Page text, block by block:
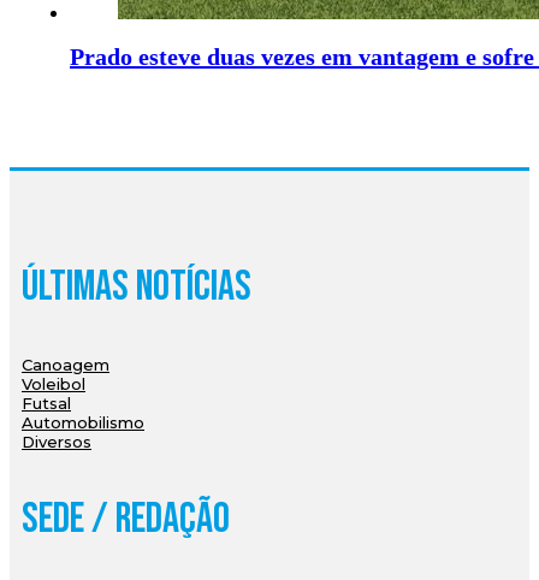
Prado esteve duas vezes em vantagem e
Últimas Notícias
Canoagem
Voleibol
Futsal
Automobilismo
Diversos
Sede / Redação